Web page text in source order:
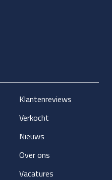
Klantenreviews
Verkocht
Nieuws
Over ons
Vacatures